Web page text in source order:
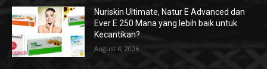
Nuriskin Ultimate, Natur E Advanced dan
Ever E 250 Mana yang lebih baik untuk
Kecantikan?
August 4, 2026